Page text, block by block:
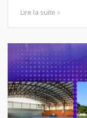
Lire la suite